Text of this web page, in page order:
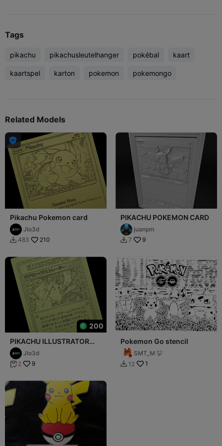
Tags
pikachu pikachusleutelhanger pokébal kaart
kaartspel karton pokemon pokemongo
Related Models

Pikachu Pokemon card
Jlo3d
 483 210
PIKACHU POKEMON CARD
juanpm
 7 9
200
PIKACHU ILLUSTRATOR
POKEMON
Jlo3d
 2 9
Pokemon Go stencil
SMT_M 🦊
 12 1